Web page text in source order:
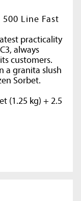
500 Line Fast
practicality
always
customers.
a granita slush
Sorbet.
(1.25 kg) + 2.5